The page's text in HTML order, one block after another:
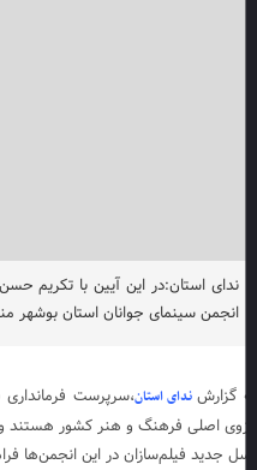
ندای استان:در این آیین با تکریم
انجمن سینمای جوانان استان بوشهر
گزارشندای استان،سرپرست فرمانداری
اصلی فرهنگ و هنر کشور هستند و
جدید فیلم‌سازان در این انجمن‌ها